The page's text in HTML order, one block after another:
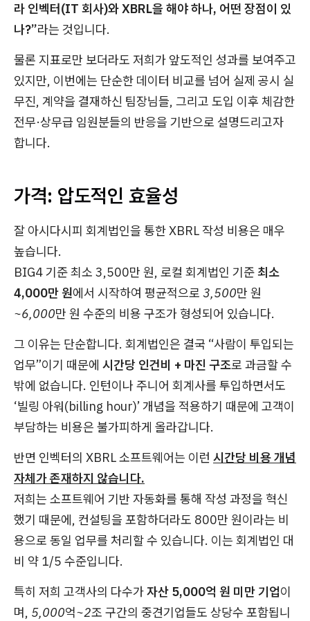
라 인벡터(IT 회사)와 XBRL을 해야 하나, 어떤 장점이 있
나?”라는 것입니다.
물론 지표로만 보더라도 저희가 앞도적인 성과를 보여주고
있지만, 이번에는 단순한 데이터 비교를 넘어 실제 공시 실
무진, 계약을 결재하신 팀장님들, 그리고 도입 이후 체감한
전무·상무급 임원분들의 반응을 기반으로 설명드리고자
합니다.
가격: 압도적인 효율성
잘 아시다시피 회계법인을 통한 XBRL 작성 비용은 매우
높습니다.
BIG4 기준 최소 3,500만 원, 로컬 회계법인 기준최소
4,000만 원에서 시작하여 평균적으로 3,500만 원
~6,000만 원 수준의 비용 구조가 형성되어 있습니다.
그 이유는 단순합니다. 회계법인은 결국 “사람이 투입되는
업무”이기 때문에 시간당 인건비 + 마진 구조로 과금할 수
밖에 없습니다. 인턴이나 주니어 회계사를 투입하면서도
‘빌링 아워(billing hour)’ 개념을 적용하기 때문에 고객이
부담하는 비용은 불가피하게 올라갑니다.
반면 인벡터의 XBRL 소프트웨어는 이런 시간당 비용 개념
자체가 존재하지 않습니다.
저희는 소프트웨어 기반 자동화를 통해 작성 과정을 혁신
했기 때문에, 컨설팅을 포함하더라도 800만 원이라는 비
용으로 동일 업무를 처리할 수 있습니다. 이는 회계법인 대
비 약 1/5 수준입니다.
특히 저희 고객사의 다수가자산 5,000억 원 미만 기업이
며, 5,000억~2조 구간의 중견기업들도 상당수 포함됩니